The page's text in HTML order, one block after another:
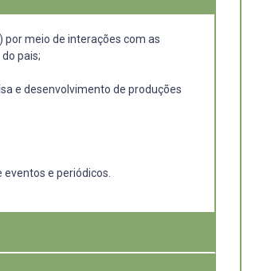
por meio de interações com as
pais;
e desenvolvimento de produções
e periódicos.